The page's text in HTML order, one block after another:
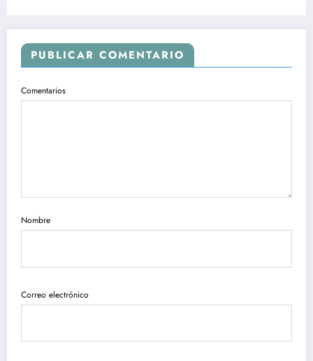
PUBLICAR COMENTARIO
Comentarios
Nombre
Correo electrónico